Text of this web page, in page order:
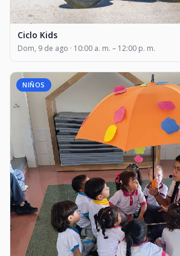
Ciclo Kids
Dom, 9 de ago · 10:00 a. m. – 12:00 p. m.
NIÑOS